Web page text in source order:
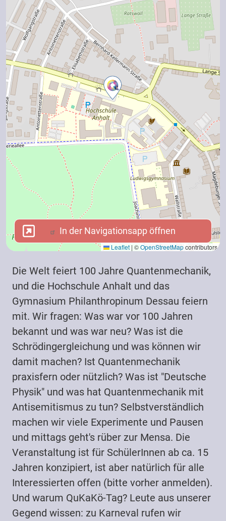
Leaflet | ©OpenStreetMapcontributors
In der Navigationsapp öffnen
In der Navigationsapp öffnen
Die Welt feiert 100 Jahre Quantenmechanik,
und die Hochschule Anhalt und das
Gymnasium Philanthropinum Dessau feiern
mit. Wir fragen: Was war vor 100 Jahren
bekannt und was war neu? Was ist die
Schrödingergleichung und was können wir
damit machen? Ist Quantenmechanik
praxisfern oder nützlich? Was ist "Deutsche
Physik" und was hat Quantenmechanik mit
Antisemitismus zu tun? Selbstverständlich
machen wir viele Experimente und Pausen
und mittags geht's rüber zur Mensa. Die
Veranstaltung ist für SchülerInnen ab ca. 15
Jahren konzipiert, ist aber natürlich für alle
Interessierten offen (bitte vorher anmelden).
Und warum QuKaKö-Tag? Leute aus unserer
Gegend wissen: zu Karneval rufen wir